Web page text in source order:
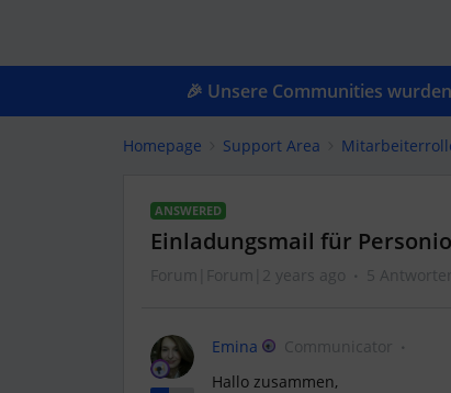
🎉 Unsere Communities
Homepage Support Area
ANSWERED
Einladungsmail für
Forum|Forum|2 years ago 5
Emina
Communicator
Hallo zusammen,